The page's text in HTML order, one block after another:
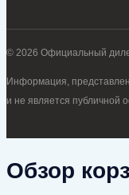
© 2026 Официальный
Информация,
и не является публичной
Обзор